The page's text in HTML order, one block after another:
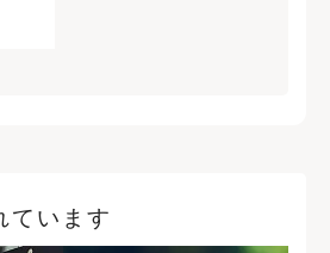
ています